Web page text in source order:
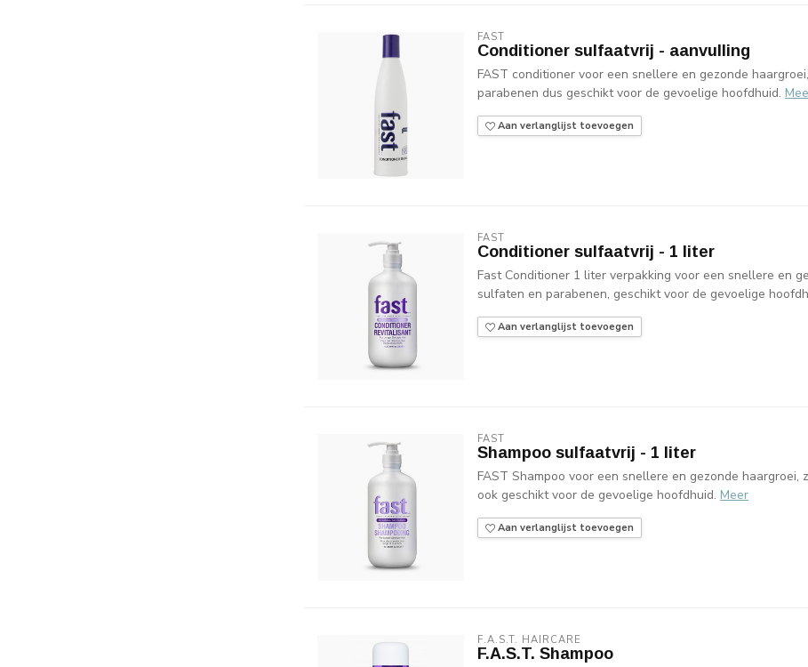
FAST
Conditioner sulfaatvrij - aanvulling
FAST conditioner voor een snellere en gezonde
parabenen dus geschikt voor de gevoelige hoofdhuid.
Aan verlanglijst toevoegen
FAST
Conditioner sulfaatvrij - 1 liter
Fast Conditioner 1 liter verpakking voor een snellere en
sulfaten en parabenen, geschikt voor de gevoelige
Aan verlanglijst toevoegen
FAST
Shampoo sulfaatvrij - 1 liter
FAST Shampoo voor een snellere en gezonde haargroei,
ook geschikt voor de gevoelige hoofdhuid. Meer
Aan verlanglijst toevoegen
F.A.S.T. HAIRCARE
F.A.S.T. Shampoo